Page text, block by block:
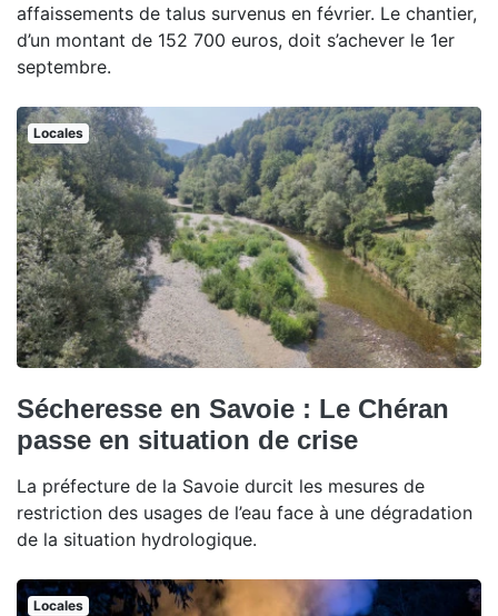
affaissements de talus survenus en février. Le chantier,
d’un montant de 152 700 euros, doit s’achever le 1er
septembre.
Locales
Sécheresse en Savoie : Le Chéran
passe en situation de crise
La préfecture de la Savoie durcit les mesures de
restriction des usages de l’eau face à une dégradation
de la situation hydrologique.
Locales